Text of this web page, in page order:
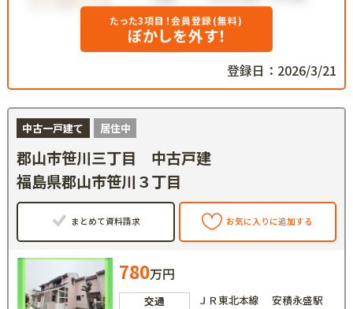
たった3項目！会員登録(無料)
ぼかしを外す！
登録日：2026/3/21
中古一戸建て 居住中
郡山市笹川三丁目 中古戸建
福島県郡山市笹川３丁目
まとめて資料請求 お気に入りに追加する
780万円
交通
ＪＲ東北本線 安積永盛駅